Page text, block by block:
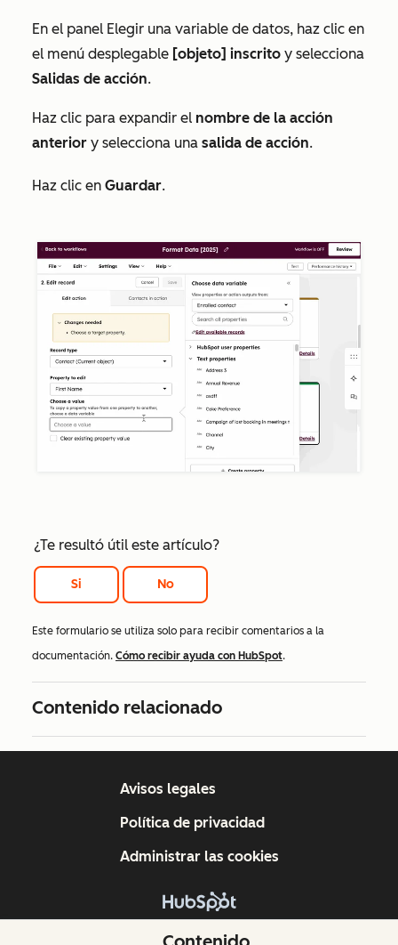
En el panel Elegir una variable de datos, haz clic en
el menú desplegable [objeto] inscrito y selecciona
Salidas de acción.
Haz clic para expandir el nombre de la acción
anterior y selecciona una salida de acción.
Haz clic en Guardar.
¿Te resultó útil este artículo?
Si No
Este formulario se utiliza solo para recibir comentarios a la
documentación. Cómo recibir ayuda con HubSpot.
Contenido relacionado
Copyright © 2026 HubSpot, Inc.
Avisos legales
Política de privacidad
Administrar las cookies